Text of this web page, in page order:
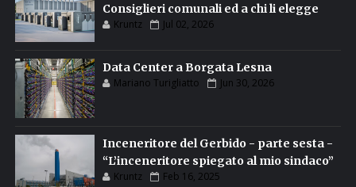
Consiglieri comunali ed a chi li elegge
Kruntz Jul 02, 2026
Data Center a Borgata Lesna
Mariano Turigliatto Jun 30, 2026
Inceneritore del Gerbido - parte sesta -
“L’inceneritore spiegato al mio sindaco”
Kruntz Feb 16, 2025